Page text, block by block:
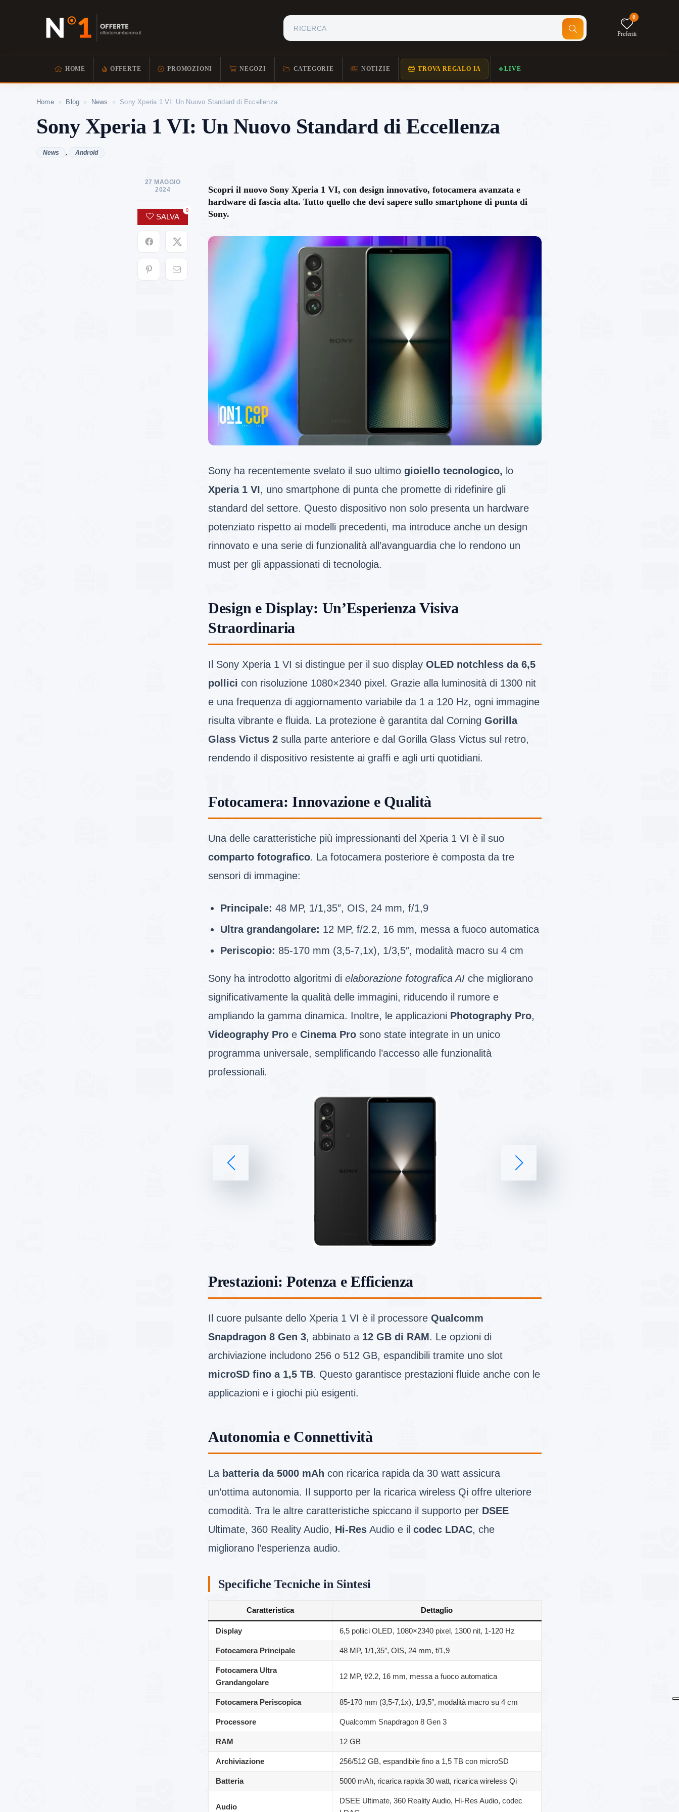
0
Preferiti
HOME OFFERTE PROMOZIONI NEGOZI CATEGORIE NOTIZIE TROVA REGALO IA LIVE
Home » Blog » News » Sony Xperia 1 VI: Un Nuovo Standard di Eccellenza
Sony Xperia 1 VI: Un Nuovo Standard di Eccellenza
News , Android
27 MAGGIO
2024
SALVA
0
Scopri il nuovo Sony Xperia 1 VI, con design innovativo, fotocamera avanzata e
hardware di fascia alta. Tutto quello che devi sapere sullo smartphone di punta di
Sony.
Sony ha recentemente svelato il suo ultimo gioiello tecnologico, lo
Xperia 1 VI, uno smartphone di punta che promette di ridefinire gli
standard del settore. Questo dispositivo non solo presenta un hardware
potenziato rispetto ai modelli precedenti, ma introduce anche un design
rinnovato e una serie di funzionalità all’avanguardia che lo rendono un
must per gli appassionati di tecnologia.
Design e Display: Un’Esperienza Visiva
Straordinaria
Il Sony Xperia 1 VI si distingue per il suo display OLED notchless da 6,5
pollici con risoluzione 1080×2340 pixel. Grazie alla luminosità di 1300 nit
e una frequenza di aggiornamento variabile da 1 a 120 Hz, ogni immagine
risulta vibrante e fluida. La protezione è garantita dal Corning Gorilla
Glass Victus 2 sulla parte anteriore e dal Gorilla Glass Victus sul retro,
rendendo il dispositivo resistente ai graffi e agli urti quotidiani.
Fotocamera: Innovazione e Qualità
Una delle caratteristiche più impressionanti del Xperia 1 VI è il suo
comparto fotografico. La fotocamera posteriore è composta da tre
sensori di immagine:
Principale: 48 MP, 1/1,35″, OIS, 24 mm, f/1,9
Ultra grandangolare: 12 MP, f/2.2, 16 mm, messa a fuoco automatica
Periscopio: 85-170 mm (3,5-7,1x), 1/3,5″, modalità macro su 4 cm
Sony ha introdotto algoritmi di elaborazione fotografica AI che migliorano
significativamente la qualità delle immagini, riducendo il rumore e
ampliando la gamma dinamica. Inoltre, le applicazioni Photography Pro,
Videography Pro e Cinema Pro sono state integrate in un unico
programma universale, semplificando l’accesso alle funzionalità
professionali.
Prestazioni: Potenza e Efficienza
Il cuore pulsante dello Xperia 1 VI è il processore Qualcomm
Snapdragon 8 Gen 3, abbinato a 12 GB di RAM. Le opzioni di
archiviazione includono 256 o 512 GB, espandibili tramite uno slot
microSD fino a 1,5 TB. Questo garantisce prestazioni fluide anche con le
applicazioni e i giochi più esigenti.
Autonomia e Connettività
La batteria da 5000 mAh con ricarica rapida da 30 watt assicura
un’ottima autonomia. Il supporto per la ricarica wireless Qi offre ulteriore
comodità. Tra le altre caratteristiche spiccano il supporto per DSEE
Ultimate, 360 Reality Audio, Hi-Res Audio e il codec LDAC, che
migliorano l’esperienza audio.
Specifiche Tecniche in Sintesi
Caratteristica Dettaglio
Display 6,5 pollici OLED, 1080×2340 pixel, 1300 nit, 1-120 Hz
Fotocamera Principale 48 MP, 1/1,35″, OIS, 24 mm, f/1,9
Fotocamera Ultra
Grandangolare
12 MP, f/2.2, 16 mm, messa a fuoco automatica
Fotocamera Periscopica 85-170 mm (3,5-7,1x), 1/3,5″, modalità macro su 4 cm
Processore Qualcomm Snapdragon 8 Gen 3
RAM 12 GB
Archiviazione 256/512 GB, espandibile fino a 1,5 TB con microSD
Batteria 5000 mAh, ricarica rapida 30 watt, ricarica wireless Qi
Audio
DSEE Ultimate, 360 Reality Audio, Hi-Res Audio, codec